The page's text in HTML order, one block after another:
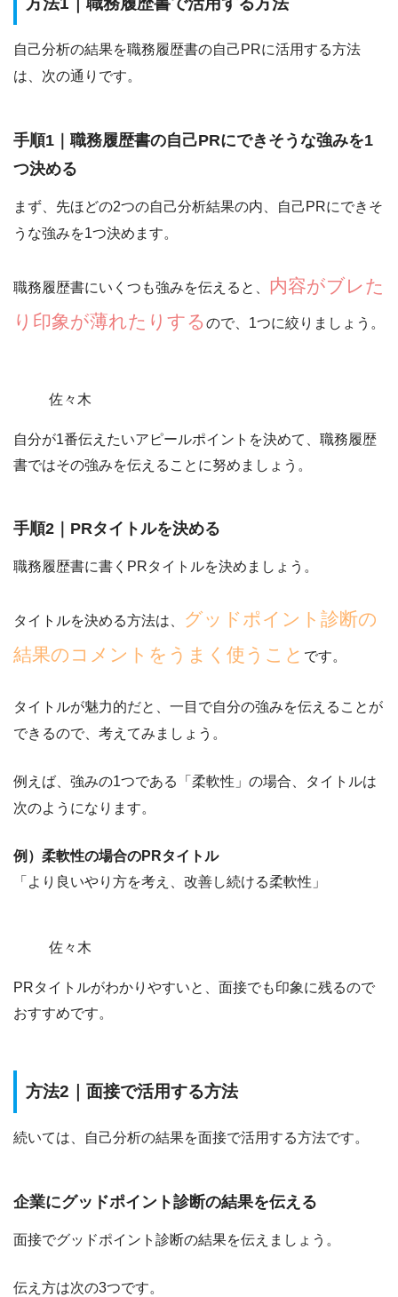
自己分析の結果を職務履歴書の自己PRに活用する方法
は、次の通りです。
手順1｜職務履歴書の自己PRにできそうな強みを1
つ決める
まず、先ほどの2つの自己分析結果の内、自己PRにできそ
うな強みを1つ決めます。
職務履歴書にいくつも強みを伝えると、
内容がブレた
り印象が薄れたりするので、1つに絞りましょう。
佐々木
自分が1番伝えたいアピールポイントを決めて、職務履歴
書ではその強みを伝えることに努めましょう。
手順2｜PRタイトルを決める
職務履歴書に書くPRタイトルを決めましょう。
タイトルを決める方法は、
グッドポイント診断の
結果のコメントをうまく使うこと です。
タイトルが魅力的だと、 一目で自分の強みを伝えることが
できるので、考えてみましょう。
例えば、強みの1つである「柔軟性」の場合、タイトルは
次のようになります。
例）柔軟性の場合のPRタイトル
「より良いやり方を考え、改善し続ける柔軟性」
佐々木
PRタイトルがわかりやすいと、面接でも印象に残るので
おすすめです。
方法2｜面接で活用する方法
続いては、自己分析の結果を面接で活用する方法です。
企業にグッドポイント診断の結果を伝える
面接でグッドポイント診断の結果を伝えましょう。
伝え方は次の3つです。